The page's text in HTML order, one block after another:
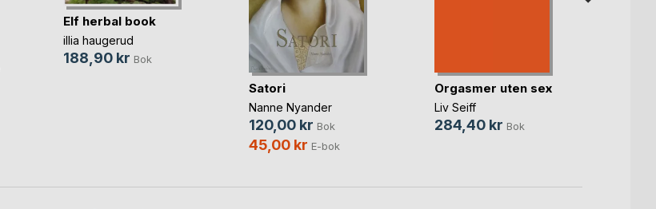
Elf herbal book
illia haugerud
188,90 kr Bok
Satori
Nanne Nyander
120,00 kr Bok
45,00 kr E-bok
Orgasmer uten sex
Liv Seiff
284,40 kr Bok